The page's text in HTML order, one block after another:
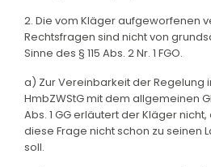
2. Die vom Kläger aufgeworfenen
Rechtsfragen sind nicht von
Sinne des § 115 Abs. 2 Nr. 1 FGO.
a) Zur Vereinbarkeit der Regelung
HmbZWStG mit dem allgemeinen
Abs. 1 GG erläutert der Kläger
diese Frage nicht schon zu seinen
soll.